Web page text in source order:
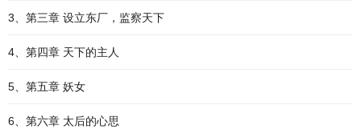
3、第三章 设立东厂，监察天下
4、第四章 天下的主人
5、第五章 妖女
6、第六章 太后的心思